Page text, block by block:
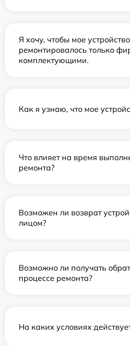
Я хочу, чтобы мое
ремонтировалось только
комплектующими.
Как я узнаю, что мое
Что влияет на время
ремонта?
Возможен ли возврат
лицом?
Возможно ли получать
процессе ремонта?
На каких условиях